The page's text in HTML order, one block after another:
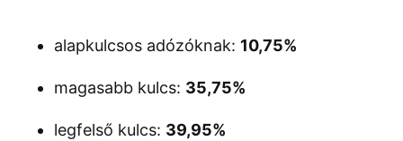
alapkulcsos adózóknak: 10,75%
magasabb kulcs: 35,75%
legfelső kulcs: 39,95%